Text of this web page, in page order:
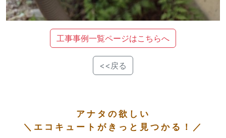
工事事例一覧ページはこちらへ
<<戻る
アナタの欲しい
＼エコキュートがきっと見つかる！／